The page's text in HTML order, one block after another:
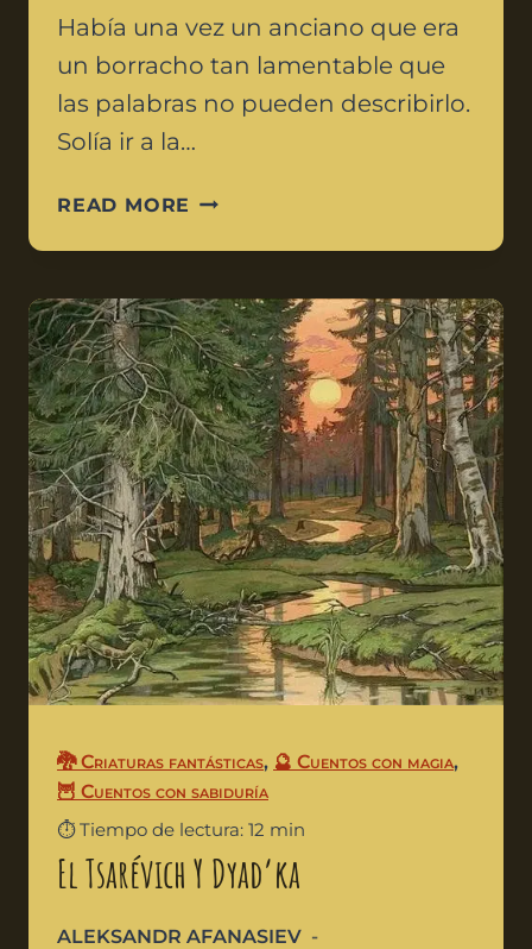
Había una vez un anciano que era
un borracho tan lamentable que
las palabras no pueden describirlo.
Solía ir a la…
READ MORE
🐉 Criaturas fantásticas, 🔮 Cuentos con magia,
🦉 Cuentos con sabiduría
⏱️ Tiempo de lectura: 12 min
El Tsarévich Y Dyad’ka
ALEKSANDR AFANASIEV